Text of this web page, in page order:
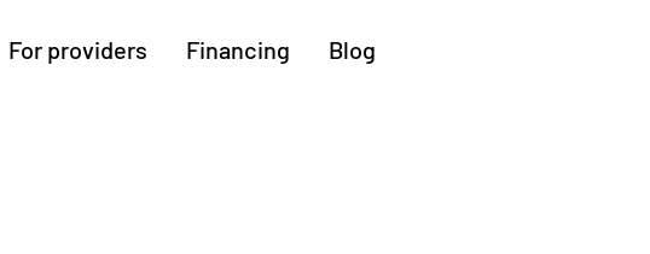
For providers Financing Blog